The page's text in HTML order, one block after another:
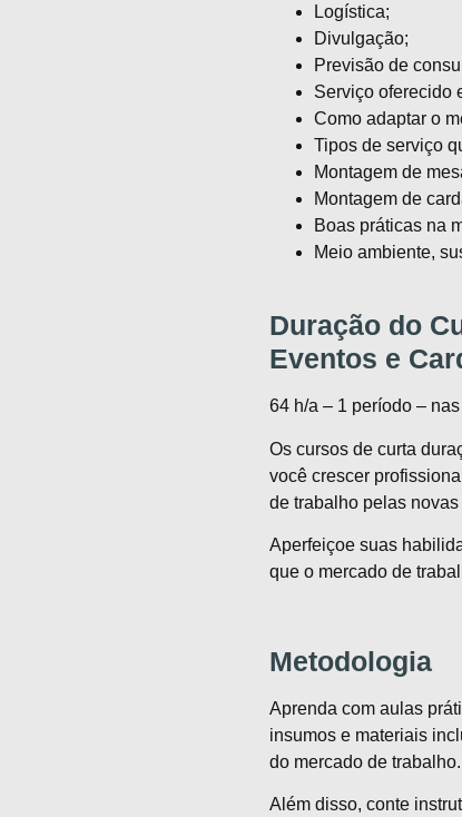
Logística;
Divulgação;
Previsão de
Serviço oferecido
Como adaptar o
Tipos de serviço
Montagem de
Montagem de
Boas práticas na
Meio ambiente,
Duração do
Eventos e
64 h/a – 1 período –
Os cursos de curta
você crescer
de trabalho pelas
Aperfeiçoe suas
que o mercado de
Metodologia
Aprenda com aulas
insumos e materiais
do mercado de trabalho.
Além disso, conte